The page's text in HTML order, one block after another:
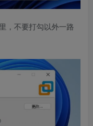
，不要打勾以外一路